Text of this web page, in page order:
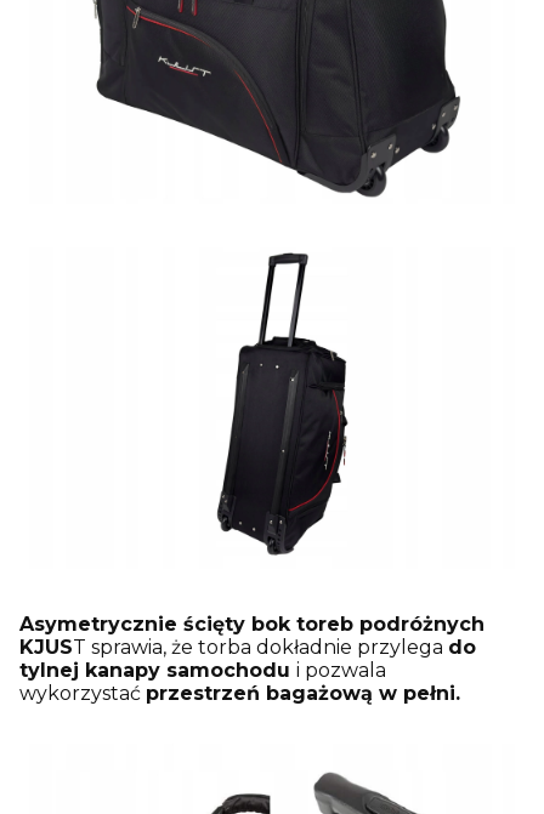
Asymetrycznie ścięty bok toreb podróżnych
KJUST sprawia, że torba dokładnie przylega do
tylnej kanapy samochodu i pozwala
wykorzystać przestrzeń bagażową w pełni.